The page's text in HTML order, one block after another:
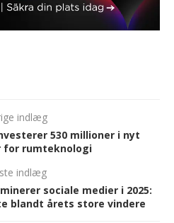
indlæg
530 millioner i nyt
rumteknologi
indlæg
sociale medier i 2025:
blandt årets store vindere